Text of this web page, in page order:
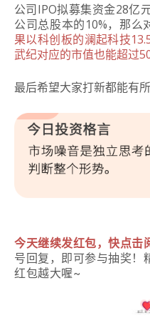
公司IPO拟募集资金28亿
公司总股本的10%，那么
果以科创板的澜起科技
武纪对应的市值也能超过
最后希望大家打新都能有
今天继续发红包，快点击
号回复，即可参与抽奖！
红包越大喔~